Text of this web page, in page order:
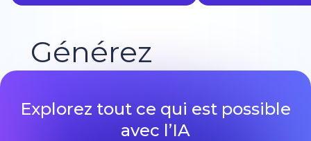
Générez
Explorez tout ce qui est possible
avec l’IA